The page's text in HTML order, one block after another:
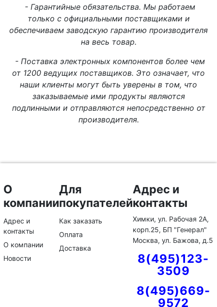
- Гарантийные обязательства. Мы работаем
только с официальными поставщиками и
обеспечиваем заводскую гарантию производителя
на весь товар.
- Поставка электронных компонентов более чем
от 1200 ведущих поставщиков. Это означает, что
наши клиенты могут быть уверены в том, что
заказываемые ими продукты являются
подлинными и отправляются непосредственно от
производителя.
О
компании
Адрес и
контакты
О компании
Новости
Для
покупателей
Как заказать
Оплата
Доставка
Адрес и
контакты
Химки, ул. Рабочая 2А,
корп.25, БП "Генерал"
Москва, ул. Бажова, д.5
8(495)123-
3509
8(495)669-
9572